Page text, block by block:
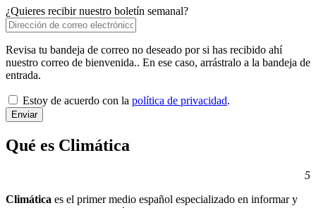
¿Quieres recibir nuestro boletín semanal?
Revisa tu bandeja de correo no deseado por si has recibido ahí
nuestro correo de bienvenida.. En ese caso, arrástralo a la bandeja de
entrada.
Estoy de acuerdo con la política de privacidad.
Qué es Climática
5
Climática es el primer medio español especializado en informar y